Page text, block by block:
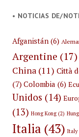
• NOTICIAS DE/
Afganistán(6)
Argentine (17)
China(11) Città
(7) Colombia (6)
Unidos (14)
(13) Hong Kong(2)
Italia (43) Italy